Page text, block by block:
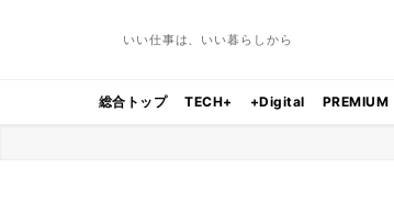
いい仕事は、いい暮らしから
総合トップ TECH+ +Digital PREMIUM